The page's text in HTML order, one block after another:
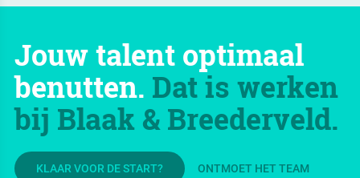
Jouw talent optimaal
benutten. Dat is werken
bij Blaak & Breederveld.
KLAAR VOOR DE START? ONTMOET HET TEAM